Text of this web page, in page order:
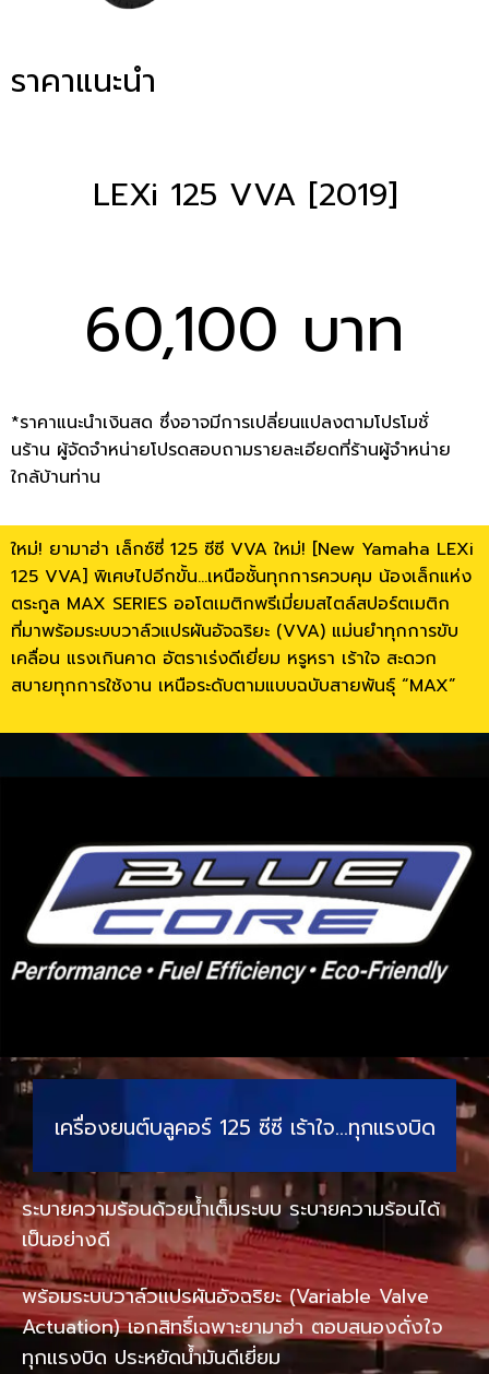
ราคาแนะนำ
LEXi 125 VVA [2019]
60,100 บาท
*ราคาแนะนำเงินสด ซึ่งอาจมีการเปลี่ยนแปลงตามโปรโมชั่
นร้าน ผู้จัดจำหน่ายโปรดสอบถามรายละเอียดที่ร้านผู้จำหน่าย
ใกล้บ้านท่าน
ใหม่! ยามาฮ่า เล็กซ์ซี่ 125 ซีซี VVA ใหม่! [New Yamaha LEXi
125 VVA] พิเศษไปอีกขั้น…เหนือชั้นทุกการควบคุม น้องเล็กแห่ง
ตระกูล MAX SERIES ออโตเมติกพรีเมี่ยมสไตล์สปอร์ตเมติก
ที่มาพร้อมระบบวาล์วแปรผันอัจฉริยะ (VVA) แม่นยำทุกการขับ
เคลื่อน แรงเกินคาด อัตราเร่งดีเยี่ยม หรูหรา เร้าใจ สะดวก
สบายทุกการใช้งาน เหนือระดับตามแบบฉบับสายพันธุ์ “MAX”
เครื่องยนต์บลูคอร์ 125 ซีซี เร้าใจ…ทุกแรงบิด
ระบายความร้อนด้วยน้ำเต็มระบบ ระบายความร้อนได้
เป็นอย่างดี
พร้อมระบบวาล์วแปรผันอัจฉริยะ (Variable Valve
Actuation) เอกสิทธิ์เฉพาะยามาฮ่า ตอบสนองดั่งใจ
ทุกแรงบิด ประหยัดน้ำมันดีเยี่ยม